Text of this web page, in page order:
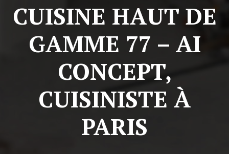
CUISINE HAUT DE
GAMME 77 – AI
CONCEPT,
CUISINISTE À
PARIS